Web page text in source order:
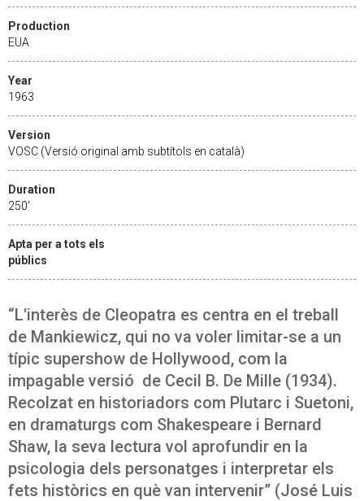
Production
EUA
Year
1963
Version
VOSC (Versió original amb subtítols en català)
Duration
250'
Apta per a tots els
públics
“L'interès de Cleopatra es centra en el treball
de Mankiewicz, qui no va voler limitar-se a un
típic supershow de Hollywood, com la
impagable versió de Cecil B. De Mille (1934).
Recolzat en historiadors com Plutarc i Suetoni,
en dramaturgs com Shakespeare i Bernard
Shaw, la seva lectura vol aprofundir en la
psicologia dels personatges i interpretar els
fets històrics en què van intervenir” (José Luis